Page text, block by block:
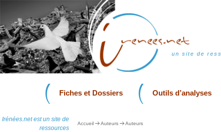
un site de
Fiches et Dossiers Outils d’analyses
Irénées.net est un site de
ressources
Accueil Auteurs Auteurs